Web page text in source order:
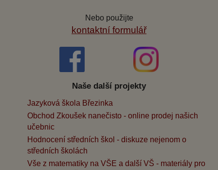
Nebo použijte
kontaktní formulář
Naše další projekty
Jazyková škola Březinka
Obchod Zkoušek nanečisto - online prodej našich
učebnic
Hodnocení středních škol - diskuze nejenom o
středních školách
Vše z matematiky na VŠE a další VŠ - materiály pro